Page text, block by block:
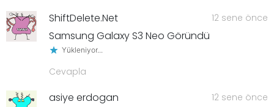
ShiftDelete.Net 12 sene önce
Samsung Galaxy S3 Neo Göründü
Yükleniyor...
Cevapla
asiye erdogan 12 sene önce